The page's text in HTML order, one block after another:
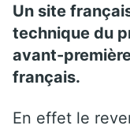
Un site
technique du
avant-
français.
En effet le